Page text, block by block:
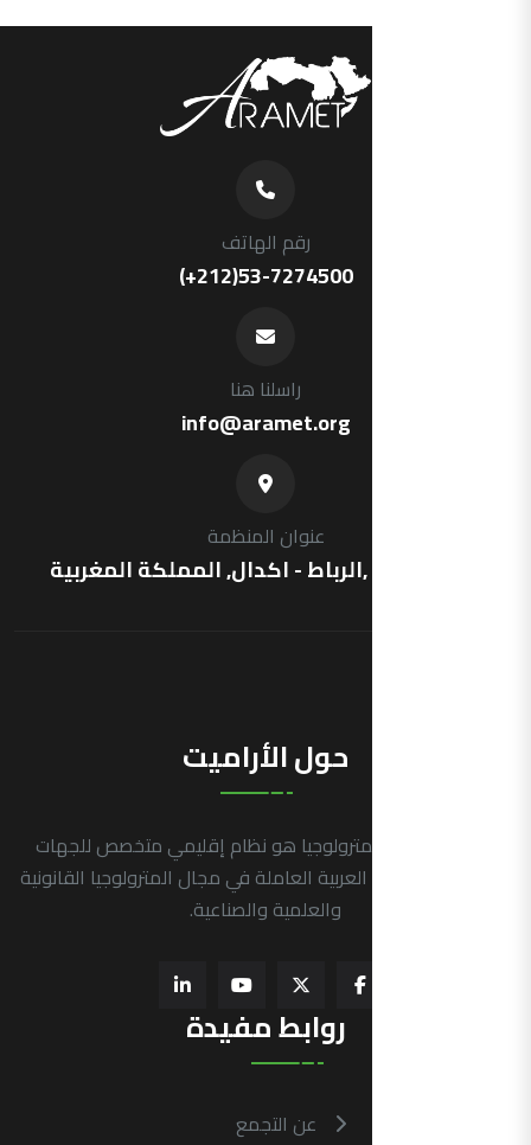
رقم الهاتف
(+212)53-7274500
راسلنا هنا
info@aramet.org
عنوان المنظمة
شارع فرنسا ,الرباط - اكدال, المملكة المغربية
حول الأراميت
التجمع العربي للمترولوجيا هو نظام إقليمي متخصص للجهات
الرسمية في الدول العربية العاملة في مجال المترولوجيا القانونية
والعلمية والصناعية.
روابط مفيدة
عن التجمع